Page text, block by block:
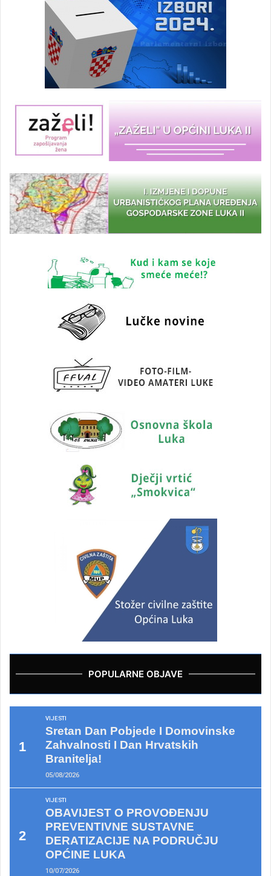
POPULARNE OBJAVE
VIJESTI
Sretan Dan Pobjede I Domovinske
Zahvalnosti I Dan Hrvatskih
Branitelja!
05/08/2026
VIJESTI
OBAVIJEST O PROVOĐENJU
PREVENTIVNE SUSTAVNE
DERATIZACIJE NA PODRUČJU
OPĆINE LUKA
10/07/2026